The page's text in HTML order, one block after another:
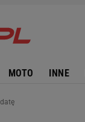
MOTO INNE